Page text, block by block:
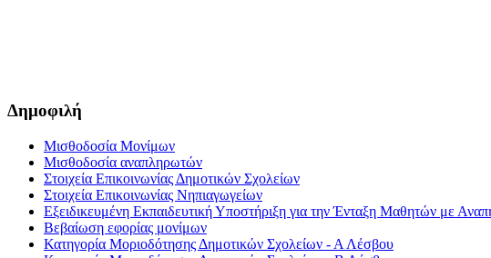
Δημοφιλή
Μισθοδοσία Μονίμων
Μισθοδοσία αναπληρωτών
Στοιχεία Επικοινωνίας Δημοτικών Σχολείων
Στοιχεία Επικοινωνίας Νηπιαγωγείων
Εξειδικευμένη Εκπαιδευτική Υποστήριξη για την Ένταξη Μαθητών με
Βεβαίωση εφορίας μονίμων
Κατηγορία Μοριοδότησης Δημοτικών Σχολείων - Α Λέσβου